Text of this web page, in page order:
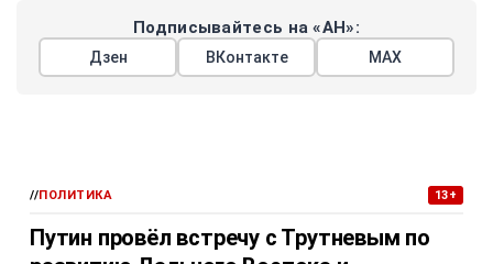
Подписывайтесь на «АН»:
Дзен ВКонтакте МАХ
//ПОЛИТИКА 13+
Путин провёл встречу с Трутневым по